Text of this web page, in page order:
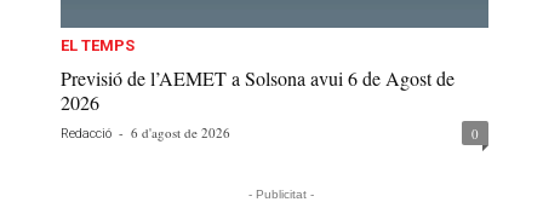
EL TEMPS
Previsió de l’AEMET a Solsona avui 6 de Agost de
2026
Redacció - 6 d'agost de 2026 0
- Publicitat -